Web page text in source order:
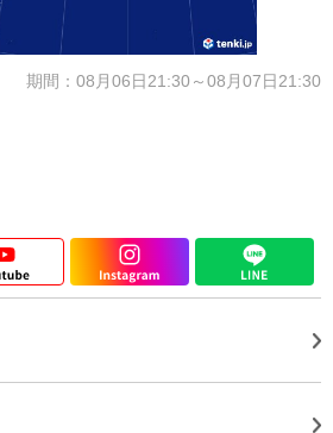
期間：08月06日21:30～08月07日21:30